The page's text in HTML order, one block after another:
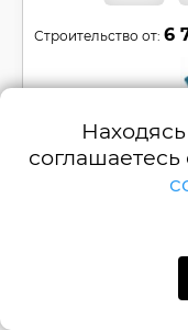
Строительство от: 6
Позвонить
соглашаетесь